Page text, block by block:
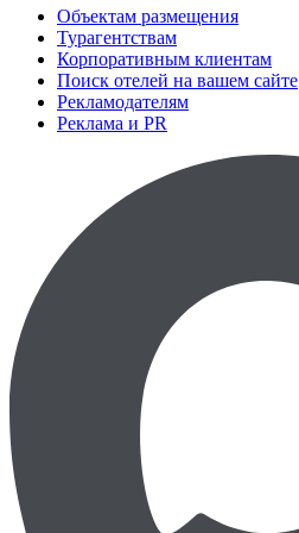
Объектам размещения
Турагентствам
Корпоративным клиентам
Поиск отелей на вашем сайте
Рекламодателям
Реклама и PR